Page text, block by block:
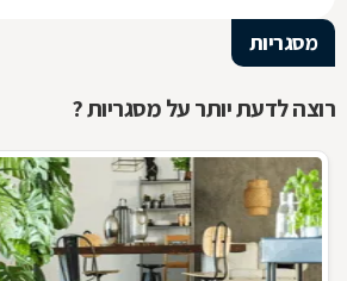
מסגריות
רוצה לדעת יותר על מסגריות ?